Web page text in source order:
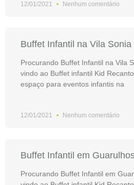
12/01/2021 Nenhum comentário
Buffet Infantil na Vila Sonia
Procurando Buffet Infantil na Vila
vindo ao Buffet infantil Kid
espaço para eventos infantis na
12/01/2021 Nenhum comentário
Buffet Infantil em
Procurando Buffet Infantil em